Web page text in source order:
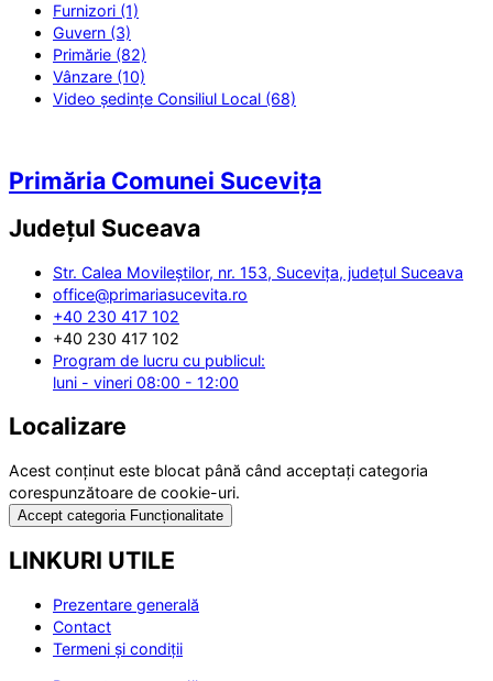
Furnizori (1)
Guvern (3)
Primărie (82)
Vânzare (10)
Video ședințe Consiliul Local (68)
Primăria Comunei Sucevița
Județul Suceava
Str. Calea Movileștilor, nr. 153, Sucevița, județul Suceava
office@primariasucevita.ro
+40 230 417 102
+40 230 417 102
Program de lucru cu publicul:
luni - vineri 08:00 - 12:00
Localizare
Acest conținut este blocat până când acceptați categoria
corespunzătoare de cookie-uri.
Accept categoria Funcționalitate
LINKURI UTILE
Prezentare generală
Contact
Termeni și condiții